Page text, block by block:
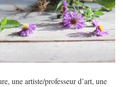
une artiste/professeur d’art, une